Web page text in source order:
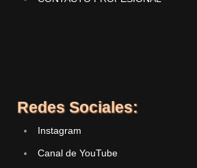
Redes Sociales:
Instagram
Canal de YouTube